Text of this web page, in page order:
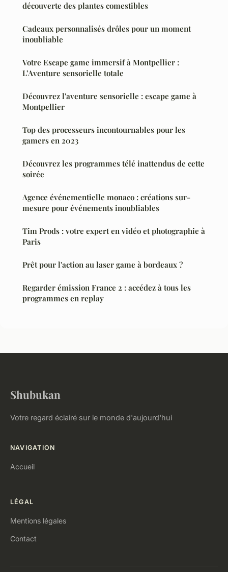
découverte des plantes comestibles
Cadeaux personnalisés drôles pour un moment
inoubliable
Votre Escape game immersif à Montpellier :
L’Aventure sensorielle totale
Découvrez l'aventure sensorielle : escape game à
Montpellier
Top des processeurs incontournables pour les
gamers en 2023
Découvrez les programmes télé inattendus de cette
soirée
Agence événementielle monaco : créations sur-
mesure pour événements inoubliables
Tim Prods : votre expert en vidéo et photographie à
Paris
Prêt pour l'action au laser game à bordeaux ?
Regarder émission France 2 : accédez à tous les
programmes en replay
Shubukan
Votre regard éclairé sur le monde d'aujourd'hui
NAVIGATION
Accueil
LÉGAL
Mentions légales
Contact